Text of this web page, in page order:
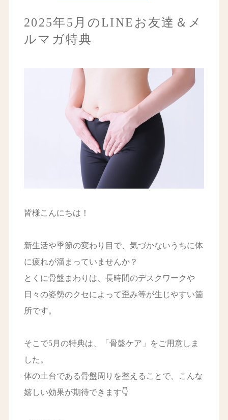
2025年5月のLINEお友達＆メ
ルマガ特典
皆様こんにちは！
新生活や季節の変わり目で、気づかないうちに体
に疲れが溜まっていませんか？
とくに骨盤まわりは、長時間のデスクワークや
日々の姿勢のクセによって歪み等が生じやすい箇
所です。
そこで5月の特典は、「骨盤ケア」をご用意しま
した。
体の土台である骨盤周りを整えることで、こんな
嬉しい効果が期待できます👇